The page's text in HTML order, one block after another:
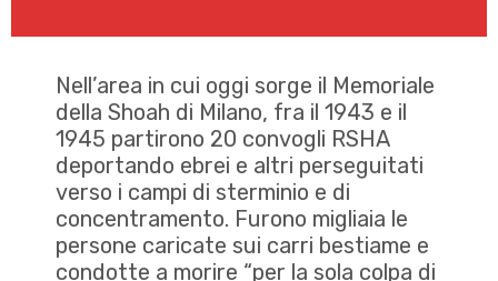
Nell’area in cui oggi sorge il Memoriale
della Shoah di Milano, fra il 1943 e il
1945 partirono 20 convogli RSHA
deportando ebrei e altri perseguitati
verso i campi di sterminio e di
concentramento. Furono migliaia le
persone caricate sui carri bestiame e
condotte a morire “per la sola colpa di